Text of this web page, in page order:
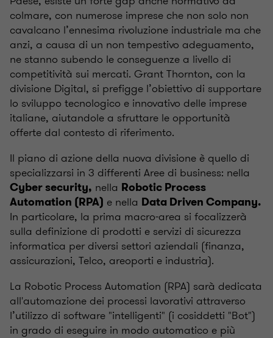
colmare, con numerose imprese che non solo non
cavalcano l’ennesima rivoluzione industriale ma che
anzi, a causa di un non tempestivo adeguamento,
ne stanno subendo le conseguenze a livello di
competitività sui mercati. Grant Thornton, con la
divisione Digital, si prefigge l’obiettivo di supportare
lo sviluppo tecnologico e innovativo delle imprese
italiane, aiutandole a sfruttare le opportunità
offerte dal contesto di riferimento.
Il piano di azione della nuova divisione è quello di
specializzarsi in 3 differenti Aree di business: nella
Cyber security, nella Robotic Process
Automation (RPA) e nella Data Driven Company.
In particolare, la prima macro-area si focalizzerà
sulla definizione di prodotti e servizi di sicurezza
informatica per diversi settori aziendali (finanza,
assicurazioni, Telco, areoporti e industria).
La Robotic Process Automation (RPA) sarà dedicata
all'automazione dei processi lavorativi attraverso
l’utilizzo di software "intelligenti" (i cosiddetti "Bot")
in grado di eseguire in modo automatico e più